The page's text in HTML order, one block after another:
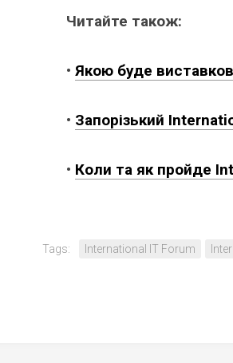
Читайте також:
• Якою буде
• Запорізький
• Коли та як пройде
Tags: International IT Forum